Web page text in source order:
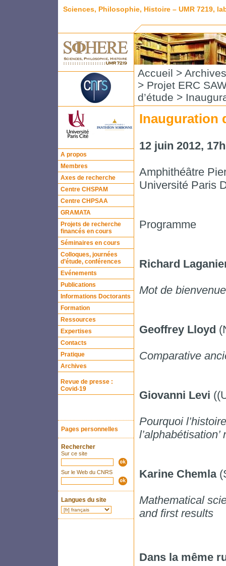
Sciences, Philosophie, Histoire – UMR 7219,
A propos
Membres
Axes de recherche
Centre CHSPAM
Centre CHPSAA
GRAMATA
Projets de recherche
financés en cours
Séminaires en cours
Colloques, journées
d’étude, conférences
Evénements
Publications
Informations Doctorants
Formation
Ressources
Expertises
Contacts
Pratique
Archives
Revue de presse :
Covid-19
Pages personnelles
Rechercher
Sur ce site
Sur le Web du CNRS
Langues du site
Accueil > Archives
> Projet ERC
d’étude >
Inauguration
12 juin 2012, 17h
Amphithéâtre
Université Paris
Programme
Richard
Mot de bienvenue
Geoffrey Lloyd
Comparative
Giovanni Levi
Pourquoi
Karine Chemla
Mathematical
and first results
Dans la même